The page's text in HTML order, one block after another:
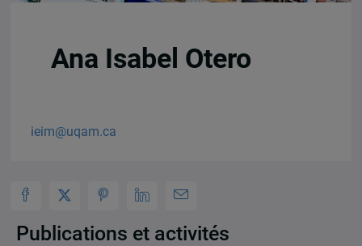
Ana Isabel Otero
ieim@uqam.ca
Publications et activités